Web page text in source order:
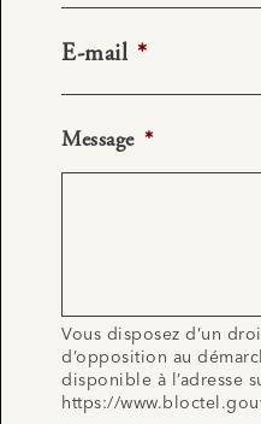
E-mail *
Message *
Vous disposez d’un
d’opposition au
disponible à l’adresse
https://